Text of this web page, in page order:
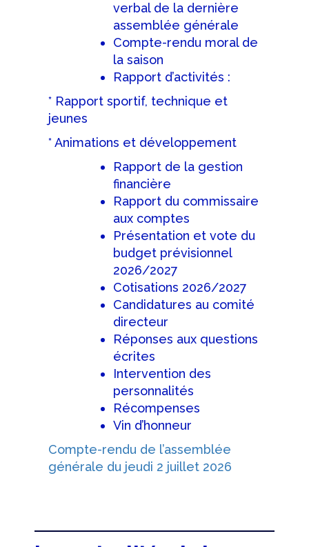
verbal de la dernière
assemblée générale
Compte-rendu moral de
la saison
Rapport d’activités :
* Rapport sportif, technique et
jeunes
* Animations et développement
Rapport de la gestion
financière
Rapport du commissaire
aux comptes
Présentation et vote du
budget prévisionnel
2026/2027
Cotisations 2026/2027
Candidatures au comité
directeur
Réponses aux questions
écrites
Intervention des
personnalités
Récompenses
Vin d’honneur
Compte-rendu de l’assemblée
générale du jeudi 2 juillet 2026